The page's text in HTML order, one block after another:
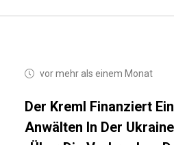
vor mehr als einem Monat
Der Kreml Finanziert
Anwälten In Der